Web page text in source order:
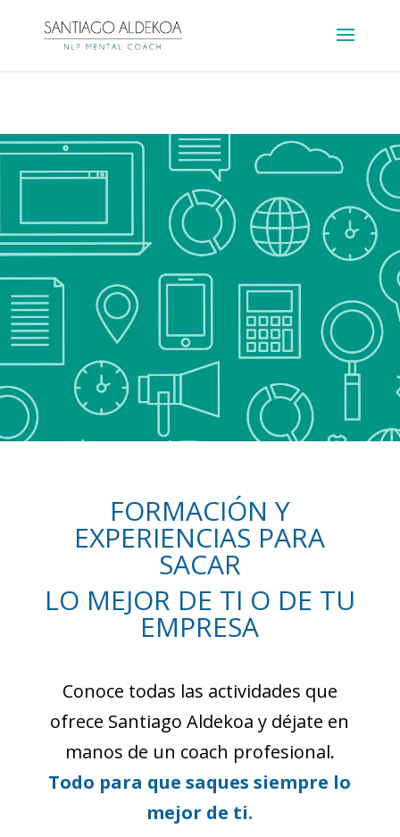
Hosting plan for this site has expired.
avoid service disruption.
FORMACIÓN Y
EXPERIENCIAS PARA
SACAR
LO MEJOR DE TI O DE TU
EMPRESA
Conoce todas las actividades que
ofrece Santiago Aldekoa y déjate en
manos de un coach profesional.
Todo para que saques siempre lo
mejor de ti.